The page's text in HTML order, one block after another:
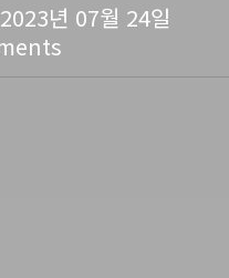
2023년 07월 24일